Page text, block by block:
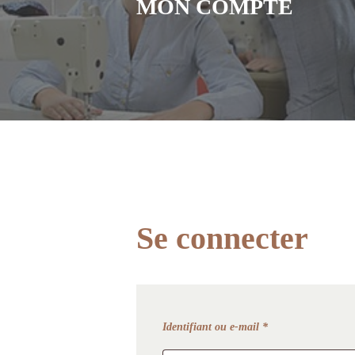
MON COMPTE
Se connecter
Identifiant ou e-mail *Obligatoire